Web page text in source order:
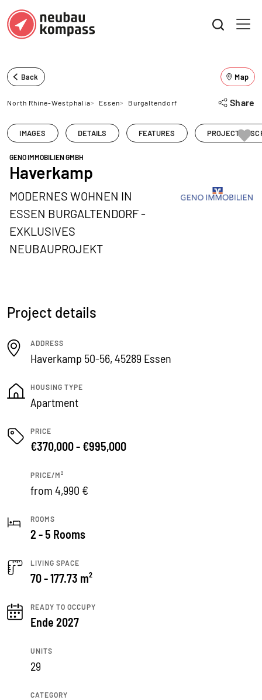
Back Map
North Rhine-Westphalia> Essen> Burgaltendorf Share
IMAGES DETAILS FEATURES PROJECT
GENO IMMOBILIEN GMBH
Haverkamp
MODERNES WOHNEN IN
ESSEN BURGALTENDORF -
EXKLUSIVES
NEUBAUPROJEKT
Project details
ADDRESS
Haverkamp 50-56, 45289 Essen
HOUSING TYPE
Apartment
PRICE
€370,000 - €995,000
PRICE/M²
from 4,990 €
ROOMS
2 - 5 Rooms
LIVING SPACE
70 - 177.73 m²
READY TO OCCUPY
Ende 2027
UNITS
29
CATEGORY